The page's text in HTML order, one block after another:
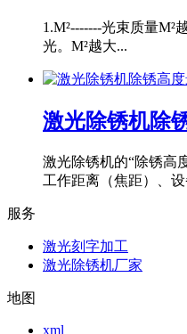
1.M²-------光束质量M²
光。M²越大...
激光除锈机除
激光除锈机的“除锈高
工作距离（焦距）、
服务
激光刻字加工
激光除锈机厂家
地图
xml